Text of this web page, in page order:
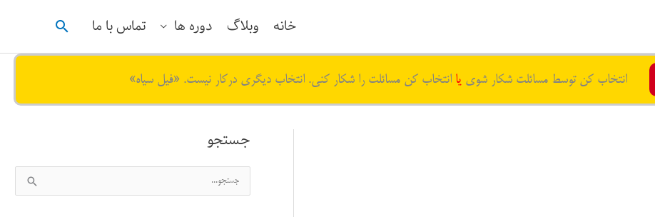
خانه وبلاگ دوره ها تماس با ما جستجو
انتخاب کن توسط مسائلت شکار شوی یا انتخاب کن مسائلت را شکار کنی. انتخاب دیگری درکار نیست. «فیل سیاه»
جستجو
س